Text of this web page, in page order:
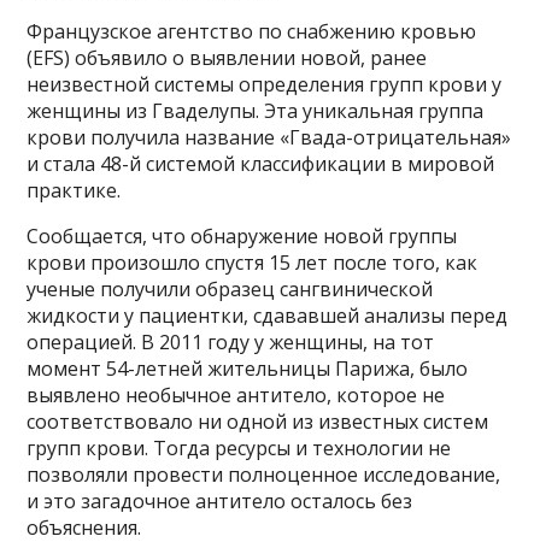
Французское агентство по снабжению кровью
(EFS) объявило о выявлении новой, ранее
неизвестной системы определения групп крови у
женщины из Гваделупы. Эта уникальная группа
крови получила название «Гвада-отрицательная»
и стала 48-й системой классификации в мировой
практике.
Сообщается, что обнаружение новой группы
крови произошло спустя 15 лет после того, как
ученые получили образец сангвинической
жидкости у пациентки, сдававшей анализы перед
операцией. В 2011 году у женщины, на тот
момент 54-летней жительницы Парижа, было
выявлено необычное антитело, которое не
соответствовало ни одной из известных систем
групп крови. Тогда ресурсы и технологии не
позволяли провести полноценное исследование,
и это загадочное антитело осталось без
объяснения.